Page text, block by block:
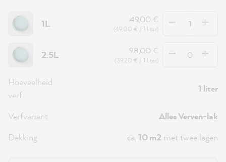
1L 49,00 €
(49,00 € / 1 liter)
Hoeveelheid
2.5L 98,00 €
(39,20 € / 1 liter)
Hoeveelheid
Hoeveelheid
verf
1 liter
Verfvariant
Alles Verven-lak
Dekking
ca. 10 m2 met twee lagen